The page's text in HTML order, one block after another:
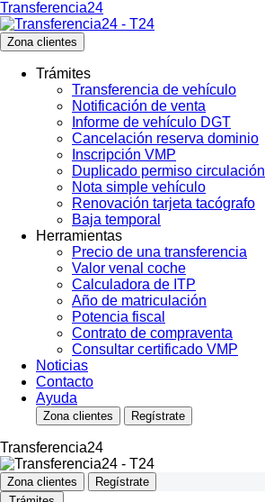
Transferencia24
Zona clientes
Trámites
Transferencia de vehículo
Notificación de venta
Informe de vehículo DGT
Cancelación reserva dominio
Inscripción VMP
Duplicado permiso circulación
Nota simple vehículo
Renovación tarjeta tacógrafo
Baja temporal
Herramientas
Precio de una transferencia
Valor venal coche
Calculadora de ITP
Año de matriculación
Potencia fiscal
Contrato de compraventa
Consultar certificado VMP
Noticias
Contacto
Ayuda
Zona clientes Regístrate
Transferencia24
Zona clientes
Regístrate